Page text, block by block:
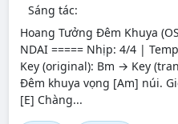
Sáng tác:
Hoang Tưởng Đêm Khuya
NDAI ===== Nhịp: 4/4 |
Key (original): Bm → Key
Đêm khuya vọng [Am] núi.
[E] Chàng...